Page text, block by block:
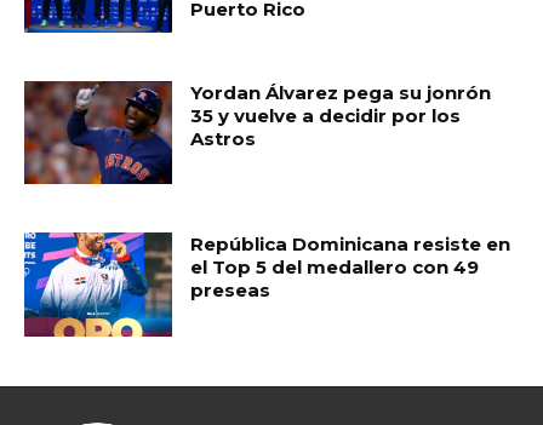
Puerto Rico
Yordan Álvarez pega su jonrón
35 y vuelve a decidir por los
Astros
República Dominicana resiste en
el Top 5 del medallero con 49
preseas